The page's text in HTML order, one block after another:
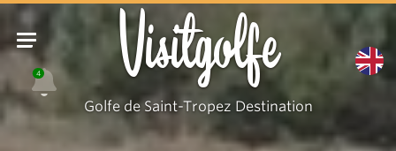
4 Visitgolfe
Golfe de Saint-Tropez Destination
Fort
Freinet